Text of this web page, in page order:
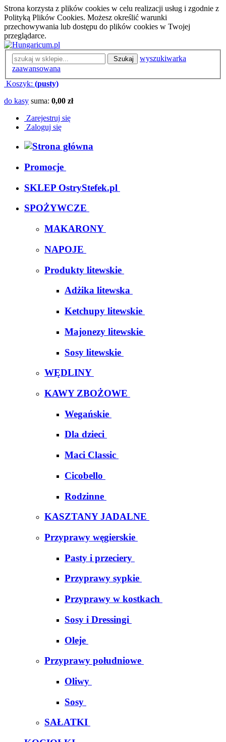
Strona korzysta z plików cookies w celu realizacji usług i zgodnie z
Polityką Plików Cookies. Możesz określić warunki
przechowywania lub dostępu do plików cookies w Twojej
przeglądarce.
Szukaj
wyszukiwarka
zaawansowana
Koszyk: (pusty)
do kasy suma: 0,00 zł
Zarejestruj się
Zaloguj się
Promocje
SKLEP OstryStefek.pl
SPOŻYWCZE
MAKARONY
NAPOJE
Produkty litewskie
Adżika litewska
Ketchupy litewskie
Majonezy litewskie
Sosy litewskie
WĘDLINY
KAWY ZBOŻOWE
Wegańskie
Dla dzieci
Maci Classic
Cicobello
Rodzinne
KASZTANY JADALNE
Przyprawy węgierskie
Pasty i przeciery
Przyprawy sypkie
Przyprawy w kostkach
Sosy i Dressingi
Oleje
Przyprawy południowe
Oliwy
Sosy
SAŁATKI